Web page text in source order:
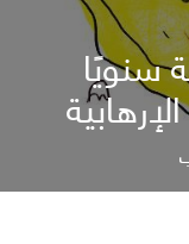
سنويًا